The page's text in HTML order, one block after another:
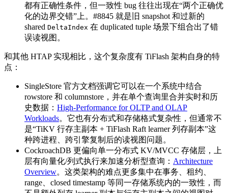
都有正确性条件，但一致性 bug 往往出现在“两个正确优
化的边界交错”上。#8845 就是旧 snapshot 和过新的
shared DeltaIndex 在 duplicated tuple 场景下组合出了错
误读视图。
和其他 HTAP 实现相比，这个复杂度有 TiFlash 架构自身的特
点：
SingleStore 官方文档强调它可以在一个系统中结合
rowstore 和 columnstore，并在单个查询里合并实时和历
史数据： High-Performance for OLTP and OLAP
Workloads。它也有分布式和存储格式复杂性，但通常不
是“TiKV 行存主副本 + TiFlash Raft learner 列存副本”这
种跨进程、跨引擎复制后的读视图问题。
CockroachDB 更偏向单一分布式 KV/MVCC 存储层，上
层有向量化/列式执行来加速分析型查询： Architecture
Overview。这类架构的难点更多集中在事务、租约、
range、closed timestamp 等同一存储系统内的一致性，而